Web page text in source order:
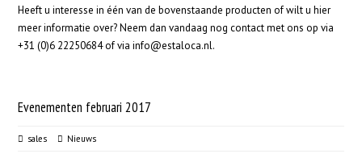
Heeft u interesse in één van de bovenstaande producten of wilt u hier
meer informatie over? Neem dan vandaag nog contact met ons op via
+31 (0)6 22250684 of via info@estaloca.nl.
Evenementen februari 2017
sales Nieuws